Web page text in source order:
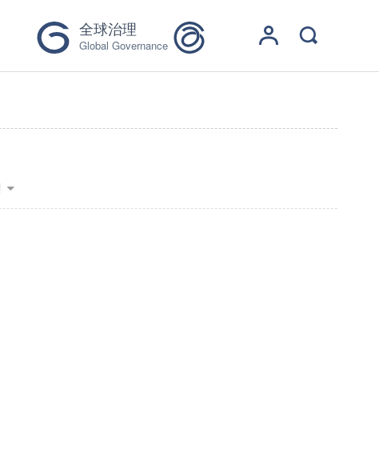
全球治理
Global Governance